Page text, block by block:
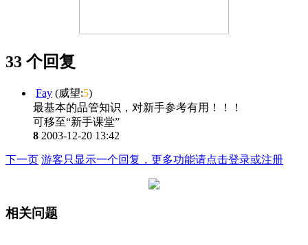
33 个回复
Fay (威望:5)
最基本的品管知识，对新手参考有用！！！
可移至“新手课堂”
8 2003-12-20 13:42
下一页 游客只显示一个回复，更多功能请点击登录或注册
相关问题